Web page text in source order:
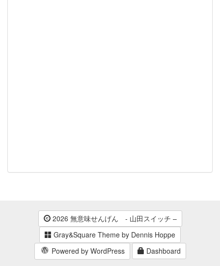
2026 無意味せんげん - 山田スイッチ –
Gray&Square Theme by Dennis Hoppe
Powered by WordPress
Dashboard